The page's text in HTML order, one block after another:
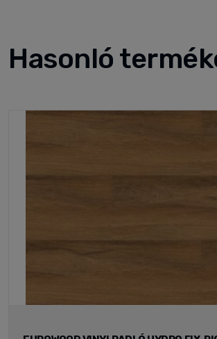
Hasonló